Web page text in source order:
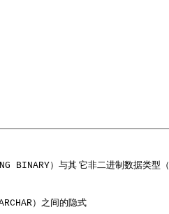
BINARY）与其 它非二进制数据类型（
）之间的隐式